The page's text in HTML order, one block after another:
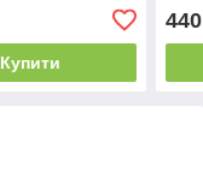
Купити
440